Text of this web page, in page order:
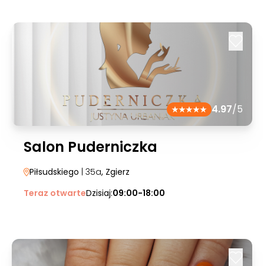
4.97/5
Salon Puderniczka
Piłsudskiego | 35a, Zgierz
Teraz otwarteDzisiaj:09:00-18:00